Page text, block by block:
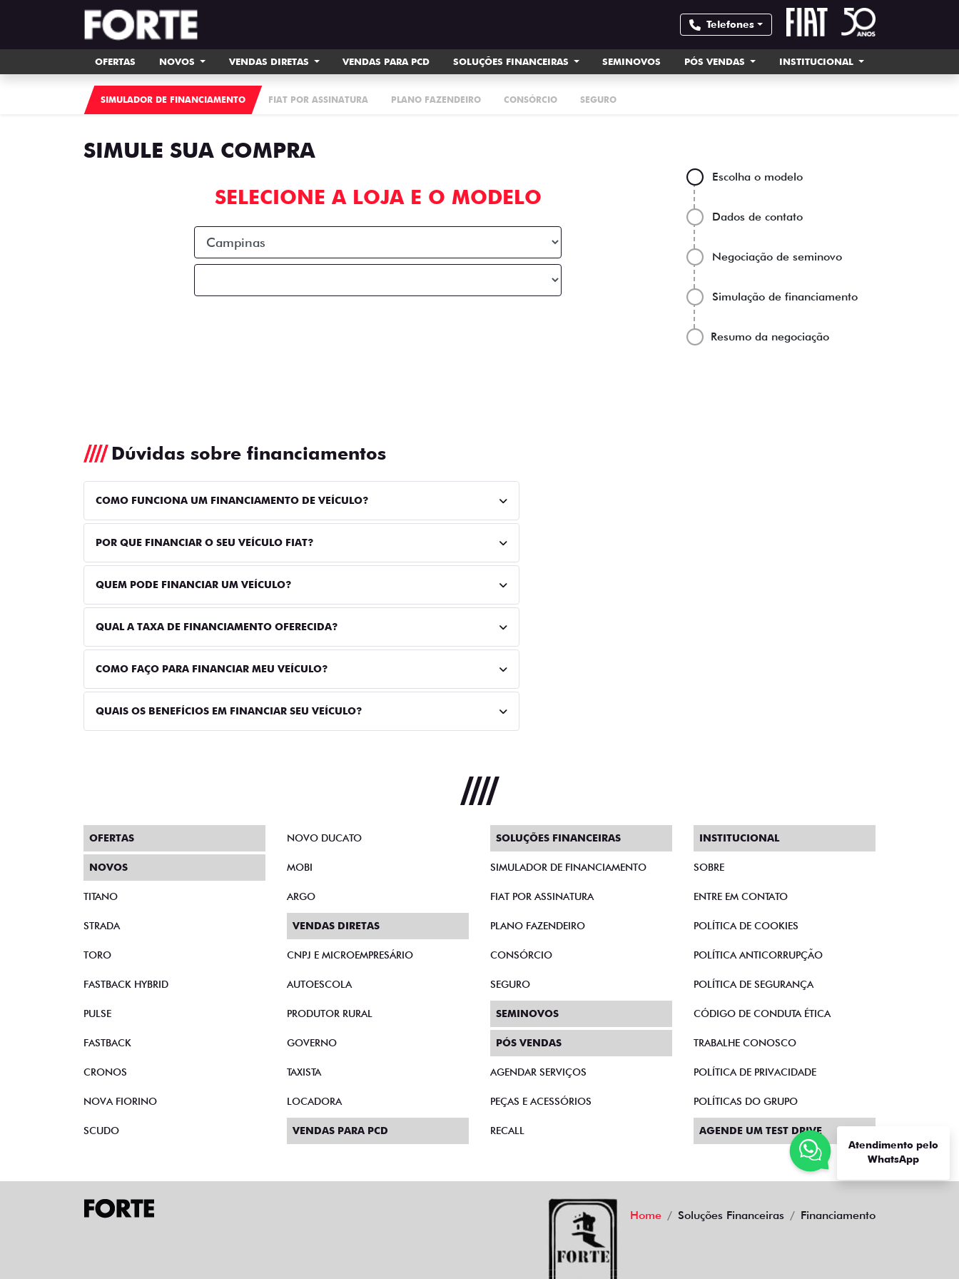
Telefones
OFERTAS NOVOS VENDAS DIRETAS VENDAS PARA PCD SOLUÇÕES FINANCEIRAS SEMINOVOS PÓS VENDAS INSTITUCIONAL
SIMULADOR DE FINANCIAMENTO FIAT POR ASSINATURA PLANO FAZENDEIRO CONSÓRCIO SEGURO
SIMULE SUA COMPRA
SELECIONE A LOJA E O MODELO
Escolha o modelo
Dados de contato
Negociação de seminovo
Simulação de financiamento
Resumo da negociação
Dúvidas sobre financiamentos
COMO FUNCIONA UM FINANCIAMENTO DE VEÍCULO?
POR QUE FINANCIAR O SEU VEÍCULO FIAT?
QUEM PODE FINANCIAR UM VEÍCULO?
QUAL A TAXA DE FINANCIAMENTO OFERECIDA?
COMO FAÇO PARA FINANCIAR MEU VEÍCULO?
QUAIS OS BENEFÍCIOS EM FINANCIAR SEU VEÍCULO?
Atendimento pelo
WhatsApp
OFERTAS
NOVOS
TITANO
STRADA
TORO
FASTBACK HYBRID
PULSE
FASTBACK
CRONOS
NOVA FIORINO
SCUDO
NOVO DUCATO
MOBI
ARGO
VENDAS DIRETAS
CNPJ E MICROEMPRESÁRIO
AUTOESCOLA
PRODUTOR RURAL
GOVERNO
TAXISTA
LOCADORA
VENDAS PARA PCD
SOLUÇÕES FINANCEIRAS
SIMULADOR DE FINANCIAMENTO
FIAT POR ASSINATURA
PLANO FAZENDEIRO
CONSÓRCIO
SEGURO
SEMINOVOS
PÓS VENDAS
AGENDAR SERVIÇOS
PEÇAS E ACESSÓRIOS
RECALL
INSTITUCIONAL
SOBRE
ENTRE EM CONTATO
POLÍTICA DE COOKIES
POLÍTICA ANTICORRUPÇÃO
POLÍTICA DE SEGURANÇA
CÓDIGO DE CONDUTA ÉTICA
TRABALHE CONOSCO
POLÍTICA DE PRIVACIDADE
POLÍTICAS DO GRUPO
AGENDE UM TEST DRIVE
Home Soluções Financeiras Financiamento